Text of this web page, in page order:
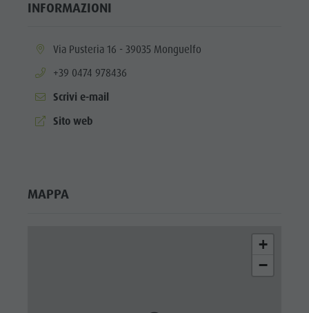
INFORMAZIONI
aria.location:
Via Pusteria 16 - 39035 Monguelfo
aria.phone:
+39 0474 978436
Scrivi e-mail
aria.website:
Sito web
MAPPA
+
−